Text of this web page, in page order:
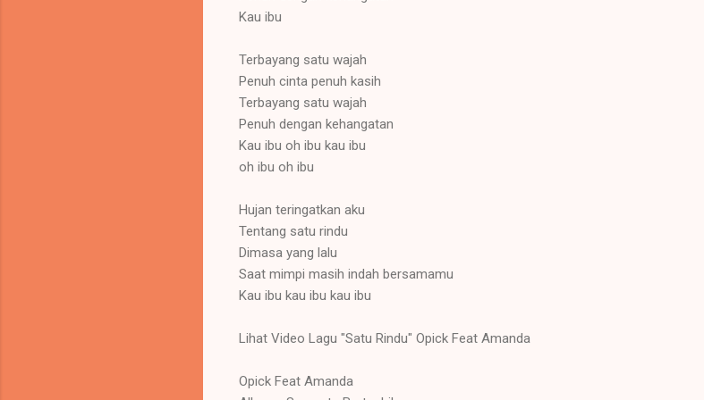
Kau ibu
Terbayang satu wajah
Penuh cinta penuh kasih
Terbayang satu wajah
Penuh dengan kehangatan
Kau ibu oh ibu kau ibu
oh ibu oh ibu
Hujan teringatkan aku
Tentang satu rindu
Dimasa yang lalu
Saat mimpi masih indah bersamamu
Kau ibu kau ibu kau ibu
Lihat Video Lagu "Satu Rindu" Opick Feat Amanda
Opick Feat Amanda